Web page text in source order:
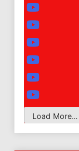
Load More...